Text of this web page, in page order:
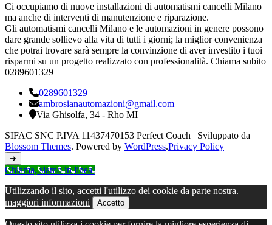
Ci occupiamo di nuove installazioni di automatismi cancelli Milano
ma anche di interventi di manutenzione e riparazione.
Gli automatismi cancelli Milano e le automazioni in genere possono
dare grande sollievo alla vita di tutti i giorni; la miglior convenienza
che potrai trovare sarà sempre la convinzione di aver investito i tuoi
risparmi su un progetto realizzato con professionalità. Chiama subito
0289601329
0289601329
ambrosianautomazioni@gmail.com
Via Ghisolfa, 34 - Rho MI
SIFAC SNC P.IVA 11437470153 Perfect Coach | Sviluppato da
Blossom Themes. Powered by WordPress.Privacy Policy
➜
Chiama, siamo in linea!
Utilizzando il sito, accetti l'utilizzo dei cookie da parte nostra.
maggiori informazioni
Accetto